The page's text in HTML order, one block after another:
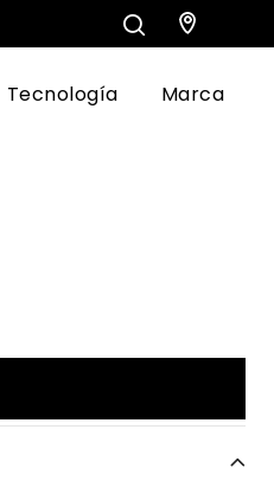
Tecnología Marca